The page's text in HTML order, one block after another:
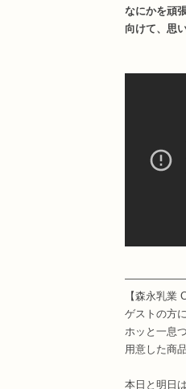
なにかを頑
向けて、思
【森永乳業
ゲストの方
ホッと一息
用意した商
本日と明日